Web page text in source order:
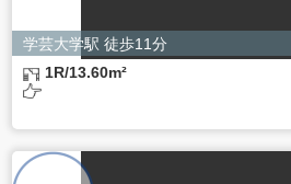
学芸大学駅 徒歩11分
1R/13.60m²